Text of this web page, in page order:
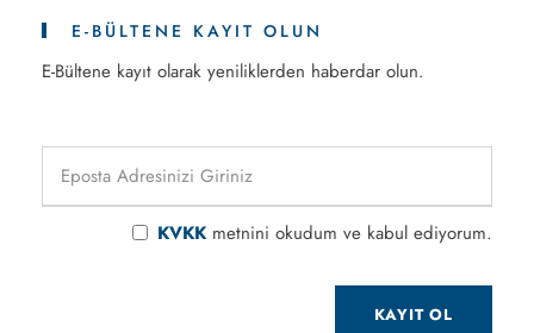
E-BÜLTENE KAYIT OLUN
E-Bültene kayıt olarak yeniliklerden haberdar olun.
KVKKmetnini okudum ve kabul ediyorum.